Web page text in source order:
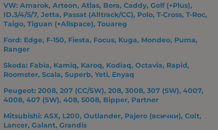
VW: Amarok, Arteon, Atlas, Bora, Caddy, Golf (+Plus),
ID.3/4/5/7, Jetta, Passat (Alltrack/CC), Polo, T-Cross, T-Roc,
Taigo, Tiguan (+Allspace), Touareg
Ford: Edge, F-150, Fiesta, Focus, Kuga, Mondeo, Puma,
Ranger
Skoda: Fabia, Kamiq, Karoq, Kodiaq, Octavia, Rapid,
Roomster, Scala, Superb, Yeti, Enyaq
Peugeot: 2008, 207 (CC/SW), 208, 3008, 307 (SW), 4007,
4008, 407 (SW), 408, 5008, Bipper, Partner
Mitsubishi: ASX, L200, Outlander, Pajero (всички), Colt,
Lancer, Galant, Grandis